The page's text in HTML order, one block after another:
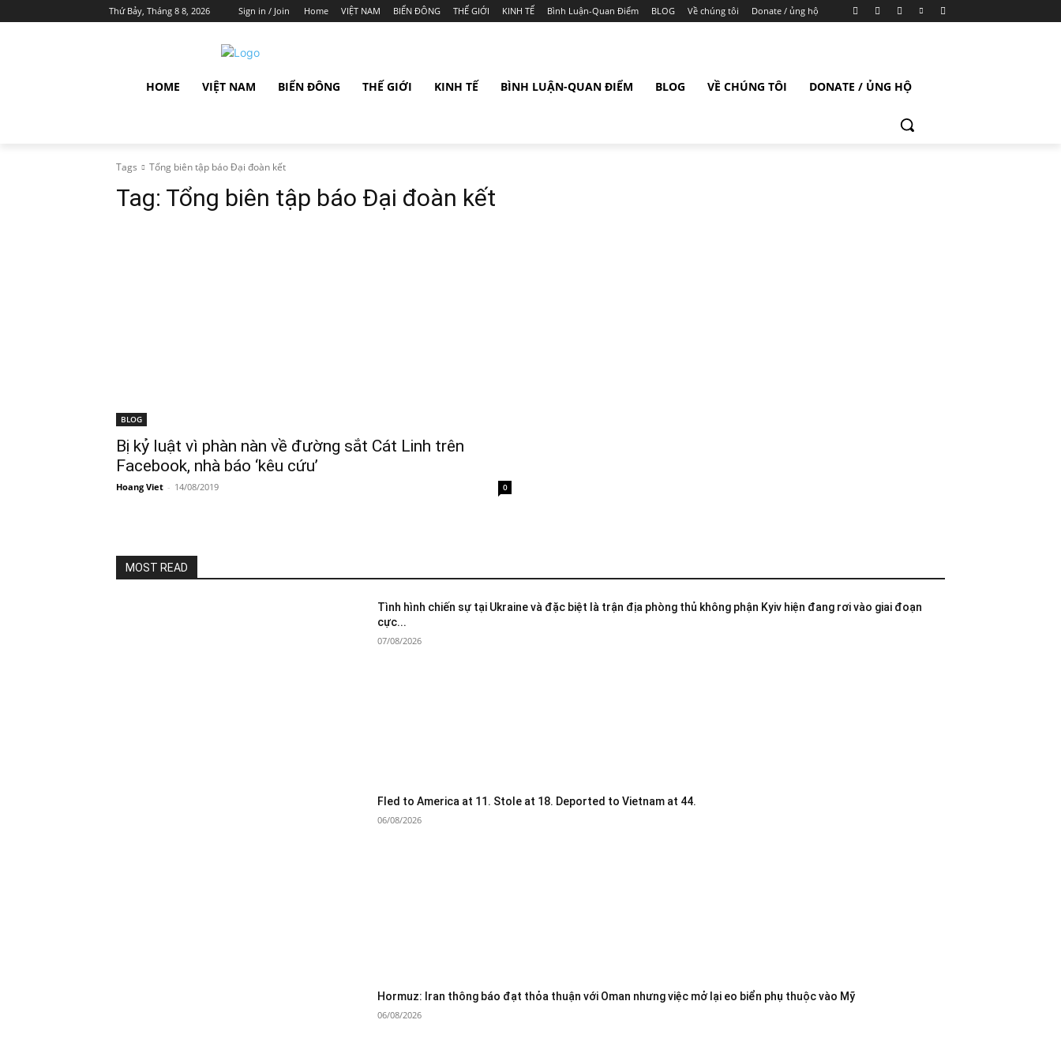
Thứ Bảy, Tháng 8 8, 2026 Sign in / Join Home VIỆT NAM BIỂN ĐÔNG THẾ GIỚI KINH TẾ Bình Luận-Quan Điểm BLOG Về chúng tôi Donate / ủng hộ
HOME VIỆT NAM BIỂN ĐÔNG THẾ GIỚI KINH TẾ BÌNH LUẬN-QUAN ĐIỂM BLOG VỀ CHÚNG TÔI DONATE / ỦNG HỘ
Tags Tổng biên tập báo Đại đoàn kết
Tag: Tổng biên tập báo Đại đoàn kết
BLOG
Bị kỷ luật vì phàn nàn về đường sắt Cát Linh trên
Facebook, nhà báo ‘kêu cứu’
Hoang Viet - 14/08/2019 0
MOST READ
Tình hình chiến sự tại Ukraine và đặc biệt là trận địa phòng thủ không phận Kyiv hiện đang rơi vào giai đoạn
cực...
07/08/2026
Fled to America at 11. Stole at 18. Deported to Vietnam at 44.
06/08/2026
Hormuz: Iran thông báo đạt thỏa thuận với Oman nhưng việc mở lại eo biển phụ thuộc vào Mỹ
06/08/2026